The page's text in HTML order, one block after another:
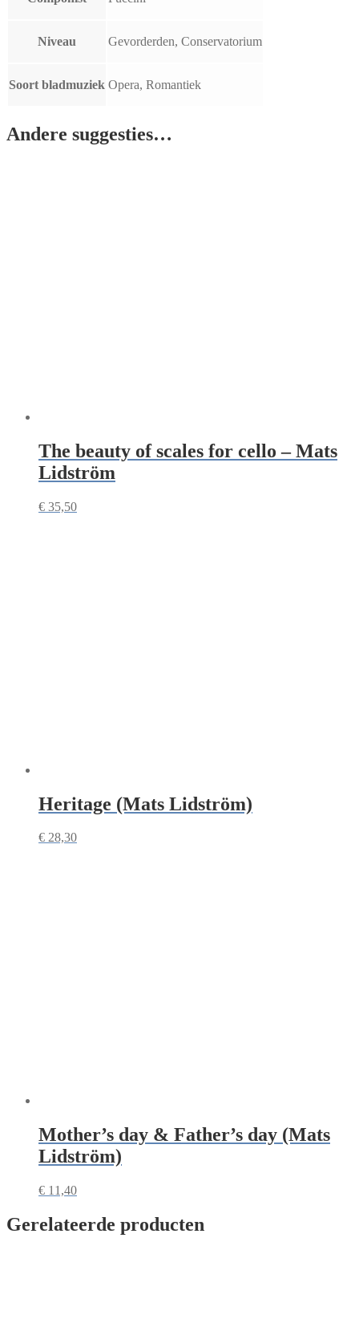
Niveau Gevorderden, Conservatorium
Soort bladmuziek Opera, Romantiek
Andere suggesties…
The beauty of scales for cello – Mats
Lidström
€ 35,50
Heritage (Mats Lidström)
€ 28,30
Mother’s day & Father’s day (Mats
Lidström)
€ 11,40
Gerelateerde producten